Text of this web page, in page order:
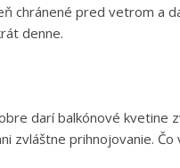
chránené pred vetrom a
denne.
darí balkónové kvetine
zvláštne prihnojovanie.